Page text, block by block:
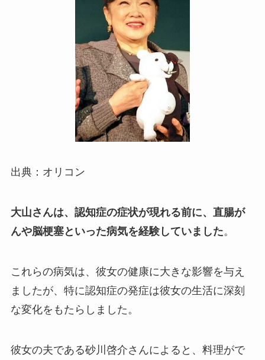
出典：オリコン
大山さんは、認知症の症状が現れる前に、直腸が
んや脳梗塞といった病気を経験していました。
これらの病気は、彼女の健康に大きな影響を与え
ましたが、特に認知症の発症は彼女の生活に深刻
な変化をもたらしました。
彼女の夫である砂川啓介さんによると、料理がで